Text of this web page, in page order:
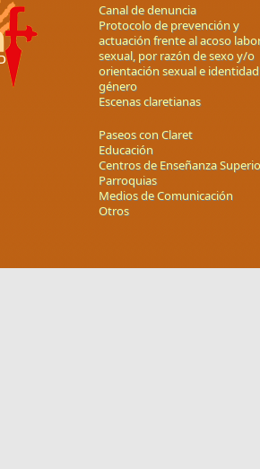
Canal de denuncia
Protocolo de prevención y
actuación frente al acoso
sexual, por razón de sexo y/o
orientación sexual e
género
Escenas claretianas
Paseos con Claret
Educación
Centros de Enseñanza
Parroquias
Medios de Comunicación
Otros